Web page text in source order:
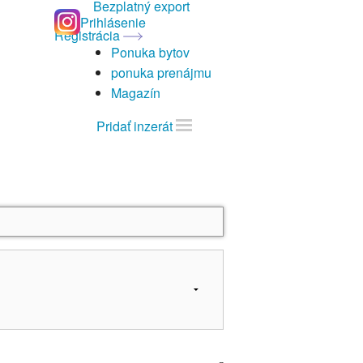
Bezplatný export
Prihlásenie
Registrácia
Ponuka bytov
ponuka prenájmu
Magazín
Pridať inzerát